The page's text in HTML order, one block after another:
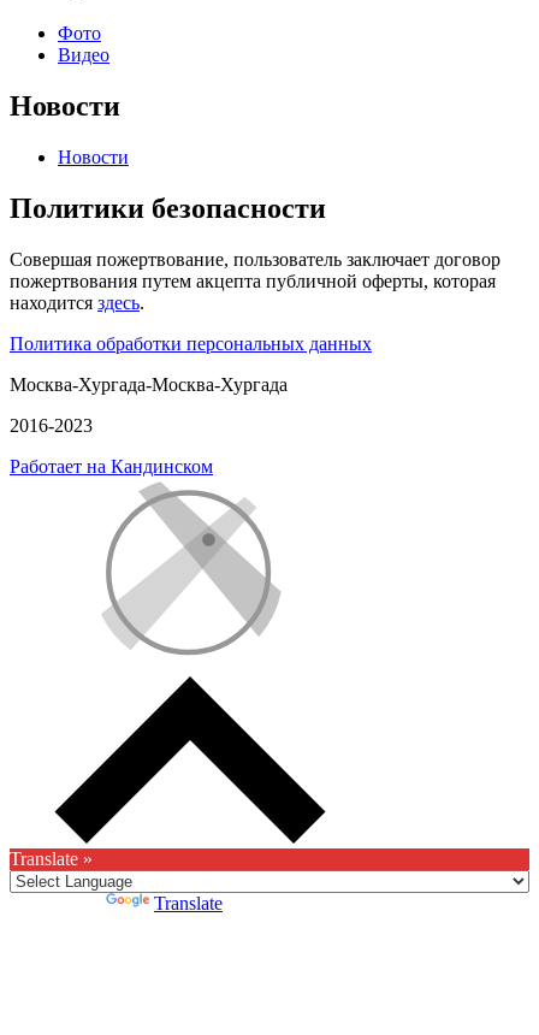
Фото
Видео
Новости
Новости
Политики безопасности
Совершая пожертвование, пользователь заключает договор
пожертвования путем акцепта публичной оферты, которая
находится здесь.
Политика обработки персональных данных
Москва-Хургада-Москва-Хургада
2016-2023
Работает на Кандинском
Translate »
Translate